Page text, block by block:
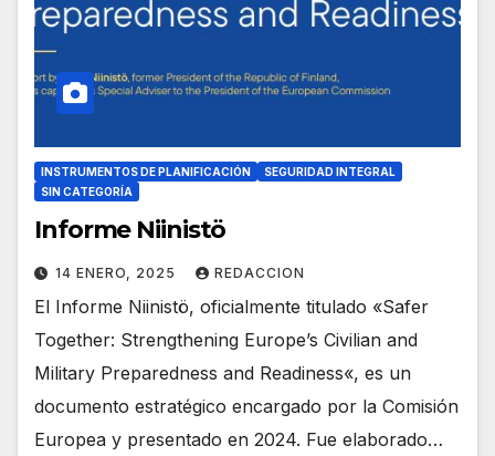
INSTRUMENTOS DE PLANIFICACIÓN
SEGURIDAD INTEGRAL
SIN CATEGORÍA
Informe Niinistö
14 ENERO, 2025 REDACCION
El Informe Niinistö, oficialmente titulado «Safer
Together: Strengthening Europe’s Civilian and
Military Preparedness and Readiness«, es un
documento estratégico encargado por la Comisión
Europea y presentado en 2024. Fue elaborado…